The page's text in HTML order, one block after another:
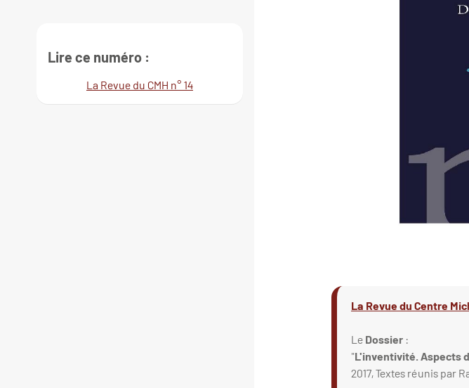
La Revue du Centre
Le Dossier :
"L'inventivité. Aspects
2017, Textes réunis par
Lire ce numéro :
La Revue du CMH n° 14